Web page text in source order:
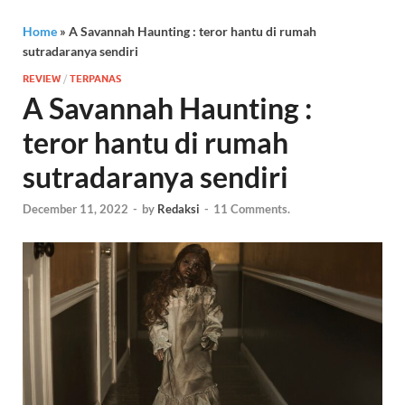
Home » A Savannah Haunting : teror hantu di rumah
sutradaranya sendiri
REVIEW / TERPANAS
A Savannah Haunting :
teror hantu di rumah
sutradaranya sendiri
December 11, 2022 - by Redaksi - 11 Comments.